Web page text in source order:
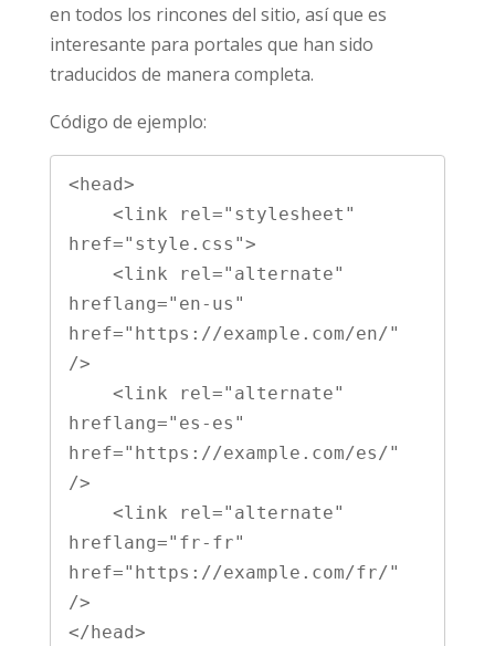
en todos los rincones del sitio, así que es
interesante para portales que han sido
traducidos de manera completa.
Código de ejemplo:
<head>
href="style.css">
hreflang="en-us"
href="https://example.com/en/"
/>
hreflang="es-es"
href="https://example.com/es/"
/>
hreflang="fr-fr"
href="https://example.com/fr/"
/>